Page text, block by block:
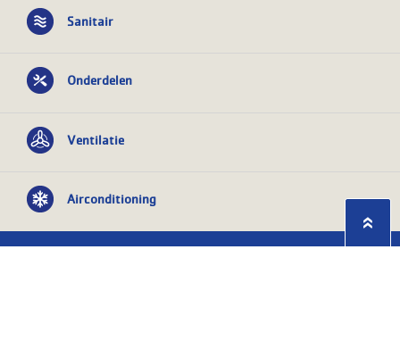
Sanitair
Onderdelen
Ventilatie
Airconditioning